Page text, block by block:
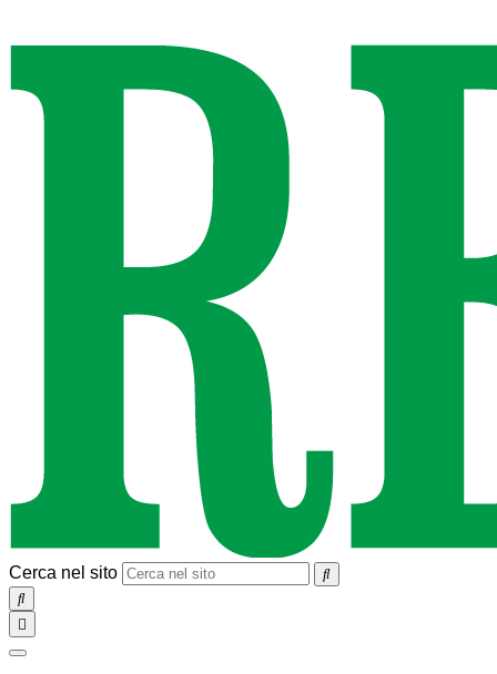
Cerca nel sito
SEARCH
Toggle
navigation
chiudi